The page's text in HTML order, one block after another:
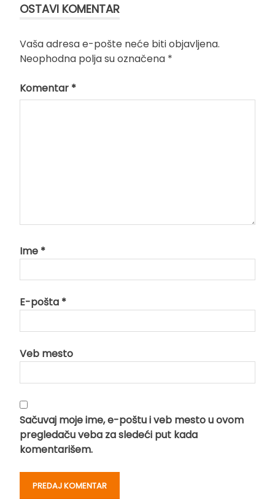
OSTAVI KOMENTAR
Vaša adresa e-pošte neće biti objavljena.
Neophodna polja su označena *
Komentar *
Ime *
E-pošta *
Veb mesto
Sačuvaj moje ime, e-poštu i veb mesto u ovom
pregledaču veba za sledeći put kada
komentarišem.